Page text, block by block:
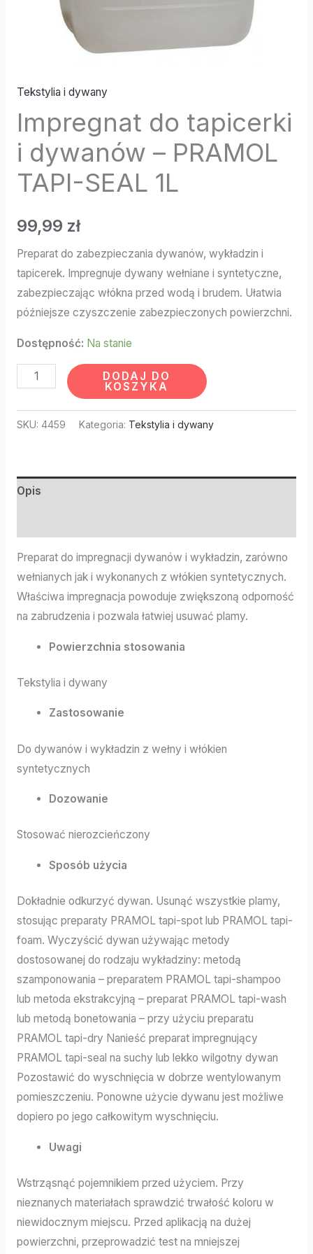
Tekstylia i dywany
Impregnat do tapicerki
i dywanów – PRAMOL
TAPI-SEAL 1L
99,99 zł
Preparat do zabezpieczania dywanów, wykładzin i
tapicerek. Impregnuje dywany wełniane i syntetyczne,
zabezpieczając włókna przed wodą i brudem. Ułatwia
późniejsze czyszczenie zabezpieczonych powierzchni.
Dostępność: Na stanie
DODAJ DO
KOSZYKA
SKU: 4459 Kategoria: Tekstylia i dywany
Opis
Preparat do impregnacji dywanów i wykładzin, zarówno
wełnianych jak i wykonanych z włókien syntetycznych.
Właściwa impregnacja powoduje zwiększoną odporność
na zabrudzenia i pozwala łatwiej usuwać plamy.
Powierzchnia stosowania
Tekstylia i dywany
Zastosowanie
Do dywanów i wykładzin z wełny i włókien
syntetycznych
Dozowanie
Stosować nierozcieńczony
Sposób użycia
Dokładnie odkurzyć dywan. Usunąć wszystkie plamy,
stosując preparaty PRAMOL tapi-spot lub PRAMOL tapi-
foam. Wyczyścić dywan używając metody
dostosowanej do rodzaju wykładziny: metodą
szamponowania – preparatem PRAMOL tapi-shampoo
lub metoda ekstrakcyjną – preparat PRAMOL tapi-wash
lub metodą bonetowania – przy użyciu preparatu
PRAMOL tapi-dry Nanieść preparat impregnujący
PRAMOL tapi-seal na suchy lub lekko wilgotny dywan
Pozostawić do wyschnięcia w dobrze wentylowanym
pomieszczeniu. Ponowne użycie dywanu jest możliwe
dopiero po jego całkowitym wyschnięciu.
Uwagi
Wstrząsnąć pojemnikiem przed użyciem. Przy
nieznanych materiałach sprawdzić trwałość koloru w
niewidocznym miejscu. Przed aplikacją na dużej
powierzchni, przeprowadzić test na mniejszej